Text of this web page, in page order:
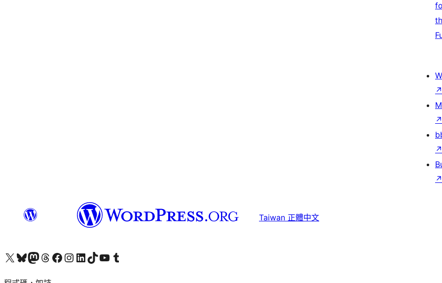
↗
↗
↗
↗
Taiwan 正體中文
查看我們的 X (之前的 Twitter) 帳號造訪我們的 Bluesky 帳號造訪我們的 Mastodon 帳號造訪我們的 Threads 帳號 造訪我們的 Facebook 粉絲專頁Visit our Instagram account
Visit our LinkedIn account
造訪我們的 TikTok 帳號Visit our YouTube channel
造訪我們的 Tumblr 帳號